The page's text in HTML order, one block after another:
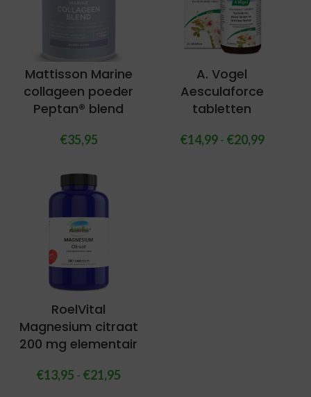
Mattisson Marine
collageen poeder
Peptan® blend
€35,95
A. Vogel
Aesculaforce
tabletten
€14,99- €20,99
RoelVital
Magnesium citraat
200 mg elementair
€13,95 - €21,95